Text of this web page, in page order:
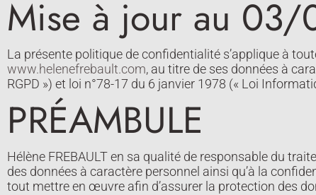
Mise à jour au
La présente politique de confidentialité s’applique à
www.helenefrebault.com, au titre de ses données à
RGPD ») et loi n°78-17 du 6 janvier 1978 (« Loi
PRÉAMBULE
Hélène FREBAULT en sa qualité de responsable du
des données à caractère personnel ainsi qu’à la
tout mettre en œuvre afin d’assurer la protection des